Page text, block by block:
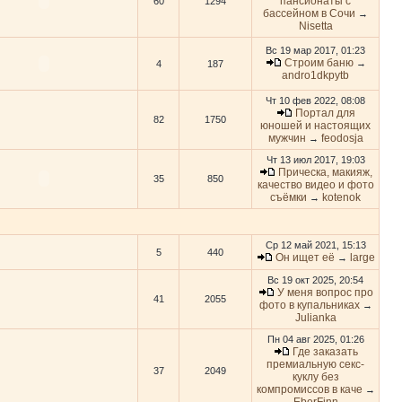
бассейном в Сочи →
Nisetta
4 187
Вс 19 мар 2017, 01:23
Строим баню→
andro1dkpytb
82 1750
Чт 10 фев 2022, 08:08
Портал для
юношей и настоящих
мужчин → feodosja
35 850
Чт 13 июл 2017, 19:03
Прическа, макияж,
качество видео и фото
съёмки → kotenok
5 440
Ср 12 май 2021, 15:13
Он ищет её → large
41 2055
Вс 19 окт 2025, 20:54
У меня вопрос про
фото в купальниках→
Julianka
37 2049
Пн 04 авг 2025, 01:26
Где заказать
премиальную секс-
куклу без
компромиссов в каче →